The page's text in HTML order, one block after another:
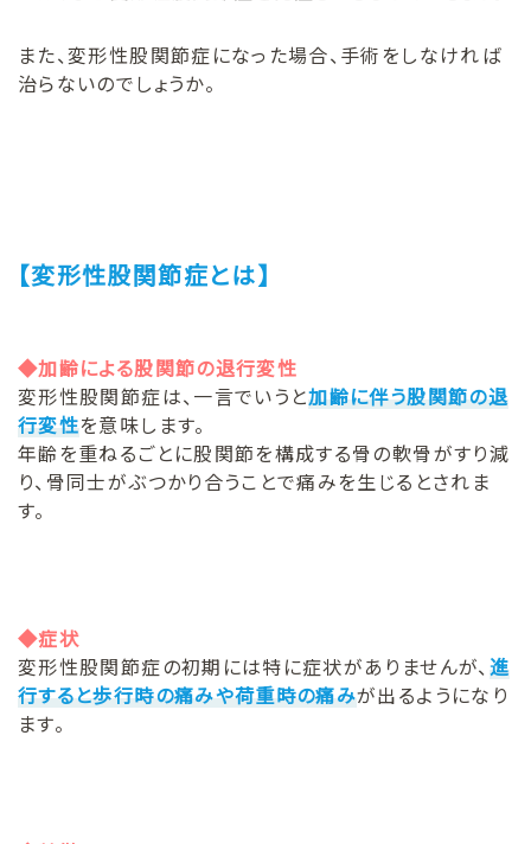
また、変形性股関節症になった場合、手術をしなければ
治らないのでしょうか。
【変形性股関節症とは】
◆加齢による股関節の退行変性
変形性股関節症は、一言でいうと加齢に伴う股関節の退
行変性を意味します。
年齢を重ねるごとに股関節を構成する骨の軟骨がすり減
り、骨同士がぶつかり合うことで痛みを生じるとされま
す。
◆症状
変形性股関節症の初期には特に症状がありませんが、 進
行すると歩行時の痛みや荷重時の痛みが出るようになり
ます。